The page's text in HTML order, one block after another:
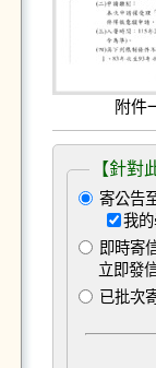
附件
【針
寄公告
我
即時寄
立即發
已批次